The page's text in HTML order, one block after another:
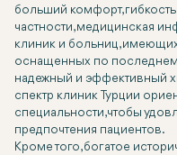
больший комфорт,
частности, медицинская
клиник и больниц,
оснащенных по
надежный и эффективный
спектр клиник Турции
специальности, чтобы
предпочтения пациентов.
Кроме того, богатое